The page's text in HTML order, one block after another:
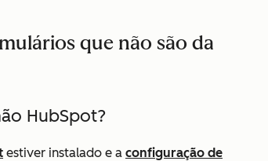
que não são da
HubSpot?
estiver instalado e a configuração de